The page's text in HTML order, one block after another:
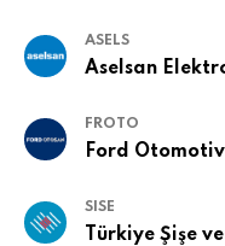
ASELS
Aselsan
FROTO
Ford
SISE
Türkiye Şişe